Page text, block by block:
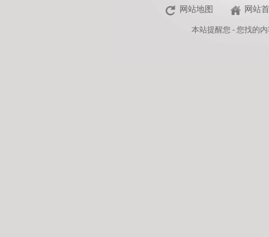
网站地图 网站
本站提醒您 - 您找的